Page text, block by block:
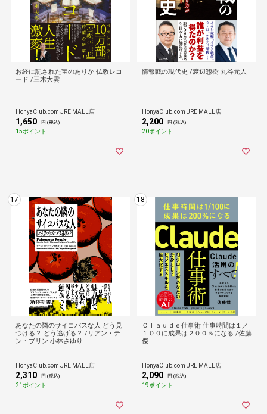
お経に記された宝のありか 仏教レコ
ード /三木大雲
HonyaClub.com JRE MALL店
1,650 円 (税込)
15ポイント
情報戦の現代史 /渡辺惣樹 丸谷元人
HonyaClub.com JRE MALL店
2,200 円 (税込)
20ポイント
17
あなたの隣のサイコパスな人 どう見
つける？ どう逃げる？ /リアン・テ
ン・ブリン 小林さゆり
HonyaClub.com JRE MALL店
2,310 円 (税込)
21ポイント
18
Ｃｌａｕｄｅ仕事術 仕事時間は１／
１００に成果は２００％になる /佐藤
傑
HonyaClub.com JRE MALL店
2,090 円 (税込)
19ポイント